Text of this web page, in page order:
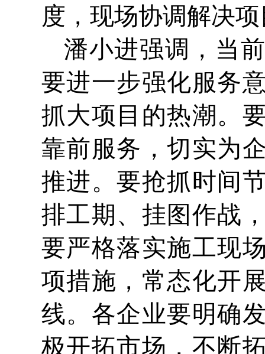
度，现场协调解决
潘小进强调，当
要进一步强化服务
抓大项目的热潮。
靠前服务，切实为
推进。要抢抓时间
排工期、挂图作战
要严格落实施工现
项措施，常态化开
线。各企业要明确
极开拓市场，不断